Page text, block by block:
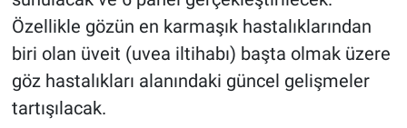
Özellikle gözün en karmaşık hastalıklarından
biri olan üveit (uvea iltihabı) başta olmak üzere
göz hastalıkları alanındaki güncel gelişmeler
tartışılacak.